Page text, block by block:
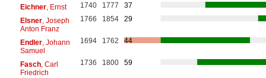
Eichner, Ernst 1740 1777
37
Elsner, Joseph
Anton Franz
1766 1854 29
Endler, Johann
Samuel
1694 1762 44
Fasch, Carl
Friedrich
1736 1800 59